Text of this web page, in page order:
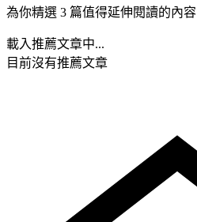
為你精選 3 篇值得延伸閱讀的內容
載入推薦文章中...
目前沒有推薦文章